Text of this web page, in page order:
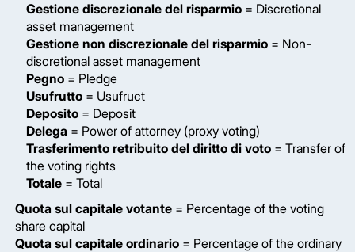
Gestione discrezionale del risparmio = Discretional
asset management
Gestione non discrezionale del risparmio = Non-
discretional asset management
Pegno = Pledge
Usufrutto = Usufruct
Deposito = Deposit
Delega = Power of attorney (proxy voting)
Trasferimento retribuito del diritto di voto = Transfer of
the voting rights
Totale = Total
Quota sul capitale votante = Percentage of the voting
share capital
Quota sul capitale ordinario = Percentage of the ordinary